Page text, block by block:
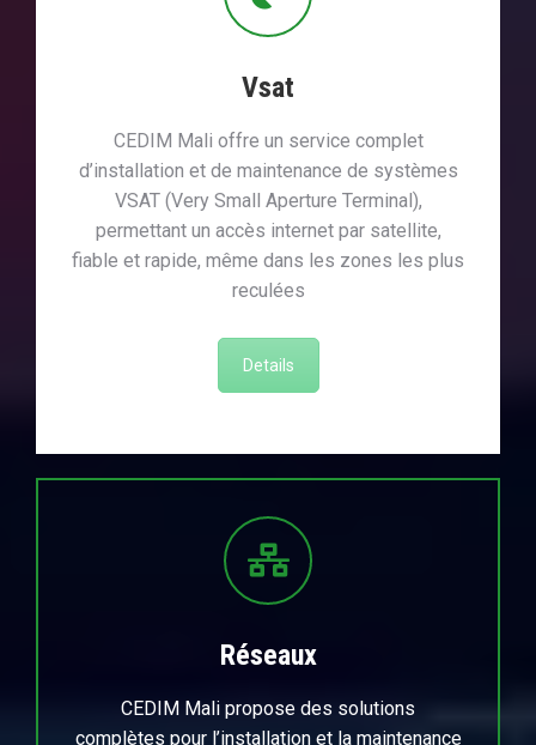
Vsat
CEDIM Mali offre un service complet
d’installation et de maintenance de systèmes
VSAT (Very Small Aperture Terminal),
permettant un accès internet par satellite,
fiable et rapide, même dans les zones les plus
reculées
Details
Réseaux
CEDIM Mali propose des solutions
complètes pour l’installation et la maintenance